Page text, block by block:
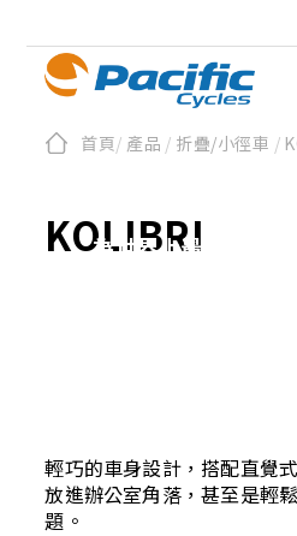
首頁/ 產品 / 折疊/小徑車 /
KOLIBRI
KOLIBRI蜂
為世界上最小的鳥類
輕巧的車身設計，搭配直覺
放進辦公室角落，甚至是輕
題。